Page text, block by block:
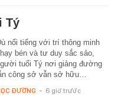
Tý
nổi tiếng với trí thông minh
bén và tư duy sắc sảo,
tuổi Tý nơi giảng đường
công sở vẫn sở hữu…
ĐƯỜNG - 6 giờ trước